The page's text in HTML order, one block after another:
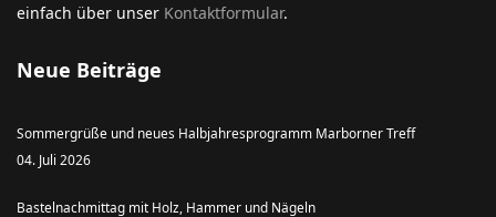
einfach über unser Kontaktformular.
Neue Beiträge
Sommergrüße und neues Halbjahresprogramm Marborner Treff
04. Juli 2026
Bastelnachmittag mit Holz, Hammer und Nägeln